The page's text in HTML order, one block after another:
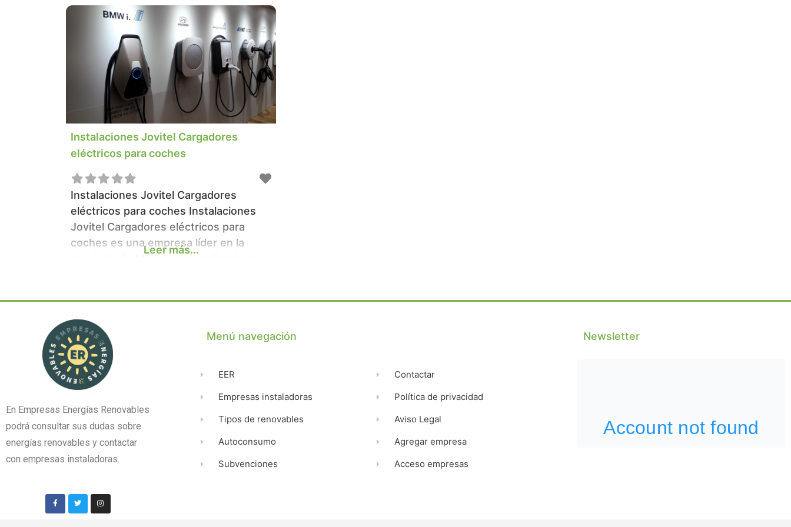
Instalaciones Jovitel Cargadores
eléctricos para coches
Instalaciones Jovitel Cargadores
eléctricos para coches Instalaciones
Jovitel Cargadores eléctricos para
coches es una empresa líder en la
y comunidades, adaptándonos a
cualquier modelo de coche y tipo de
cargador. Ofrecemos un servicio
integral con asesoría personalizada,
instalación profesional y tramitación de
Leer más...
En Empresas Energías Renovables
podrá consultar sus dudas sobre
energías renovables y contactar
con empresas instaladoras.
Menú navegación
EER
Empresas instaladoras
Tipos de renovables
Autoconsumo
Subvenciones
Contactar
Política de privacidad
Aviso Legal
Agregar empresa
Acceso empresas
Newsletter